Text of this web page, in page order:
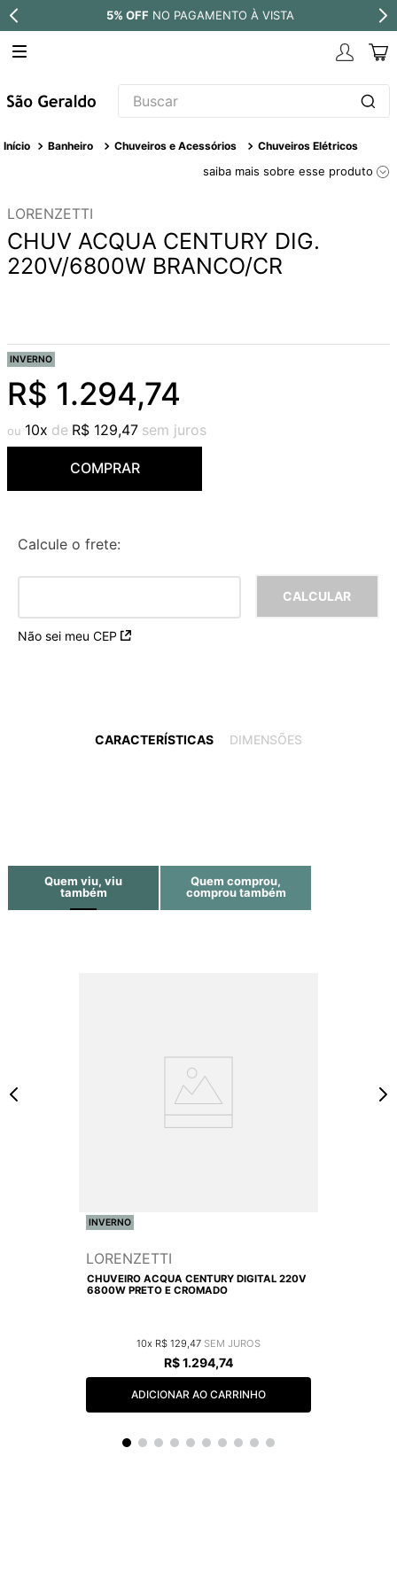
5% OFF NO PAGAMENTO À VISTA
Buscar
Banheiro Chuveiros e Acessórios Chuveiros Elétricos
saiba mais sobre esse produto
LORENZETTI
CHUV ACQUA CENTURY DIG.
220V/6800W BRANCO/CR
INVERNO
R$ 1.294,74
10 R$ 129,47
COMPRAR
Calcule o frete:
Não sei meu CEP
CARACTERÍSTICAS DIMENSÕES
Quem viu, viu
também
Quem comprou,
comprou também
INVERNO
LORENZETTI
CHUVEIRO ACQUA CENTURY DIGITAL 220V
6800W PRETO E CROMADO
10 R$ 129 47
R$1.294,74
ADICIONAR AO CARRINHO
TERMOS MAIS BUSCADOS
4º
torneira
7º
red gold
8º
black matte
º
deca you
10º cobre escovado